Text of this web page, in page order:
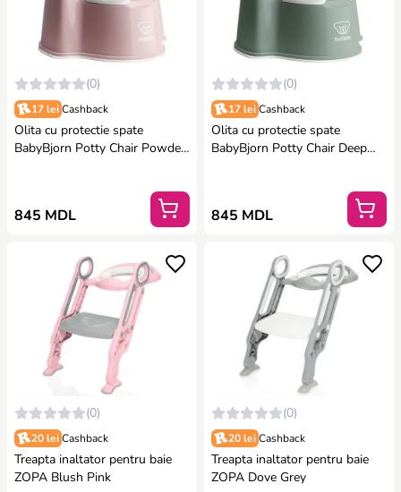
(0)
17 lei Cashback
Olita cu protectie spate
BabyBjorn Potty Chair Powder
845 MDL
(0)
17 lei Cashback
Olita cu protectie spate
BabyBjorn Potty Chair Deep
845 MDL
(0)
20 lei Cashback
Treapta inaltator pentru baie
ZOPA Blush Pink
(0)
20 lei Cashback
Treapta inaltator pentru baie
ZOPA Dove Grey